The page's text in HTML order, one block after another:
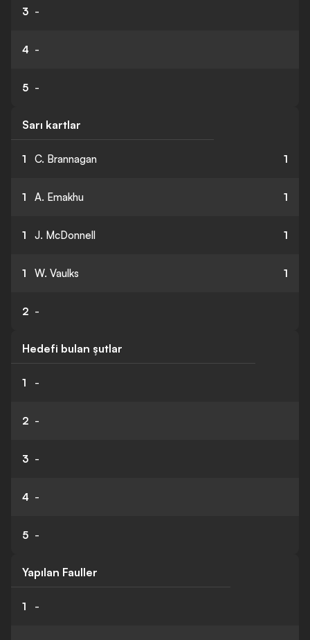
3 -
4 -
5 -
Sarı kartlar
1 C. Brannagan 1
1 A. Emakhu 1
1 J. McDonnell 1
1 W. Vaulks 1
2 -
Hedefi bulan şutlar
1 -
2 -
3 -
4 -
5 -
Yapılan Fauller
1 -